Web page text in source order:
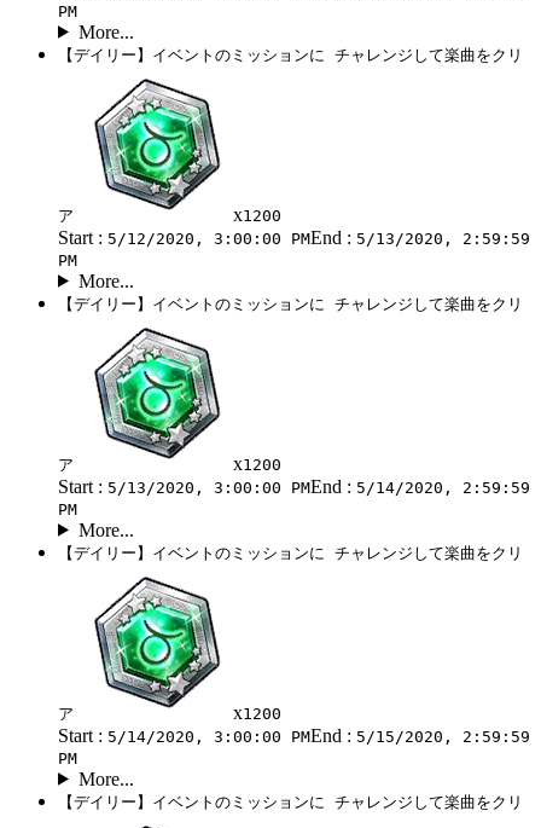
PM
More...
【デイリー】イベントのミッションに チャレンジして楽曲をクリ
ア x1200
Start : 5/12/2020, 3:00:00 PMEnd : 5/13/2020, 2:59:59
PM
More...
【デイリー】イベントのミッションに チャレンジして楽曲をクリ
ア x1200
Start : 5/13/2020, 3:00:00 PMEnd : 5/14/2020, 2:59:59
PM
More...
【デイリー】イベントのミッションに チャレンジして楽曲をクリ
ア x1200
Start : 5/14/2020, 3:00:00 PMEnd : 5/15/2020, 2:59:59
PM
More...
【デイリー】イベントのミッションに チャレンジして楽曲をクリ